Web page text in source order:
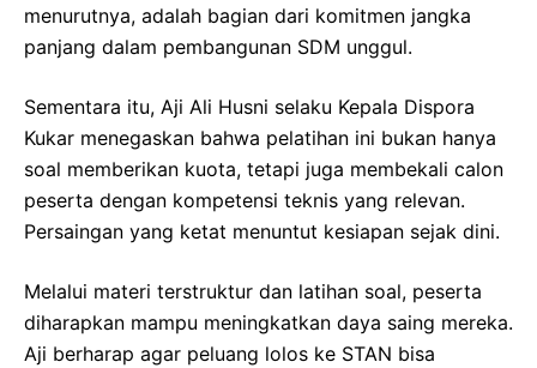
menurutnya, adalah bagian dari komitmen jangka
panjang dalam pembangunan SDM unggul.
Sementara itu, Aji Ali Husni selaku Kepala Dispora
Kukar menegaskan bahwa pelatihan ini bukan hanya
soal memberikan kuota, tetapi juga membekali calon
peserta dengan kompetensi teknis yang relevan.
Persaingan yang ketat menuntut kesiapan sejak dini.
Melalui materi terstruktur dan latihan soal, peserta
diharapkan mampu meningkatkan daya saing mereka.
Aji berharap agar peluang lolos ke STAN bisa